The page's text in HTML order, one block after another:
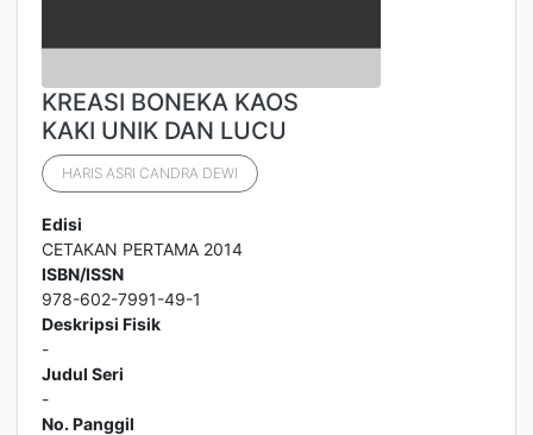
KREASI BONEKA KAOS
KAKI UNIK DAN LUCU
HARIS ASRI CANDRA DEWI
Edisi
CETAKAN PERTAMA 2014
ISBN/ISSN
978-602-7991-49-1
Deskripsi Fisik
-
Judul Seri
-
No. Panggil